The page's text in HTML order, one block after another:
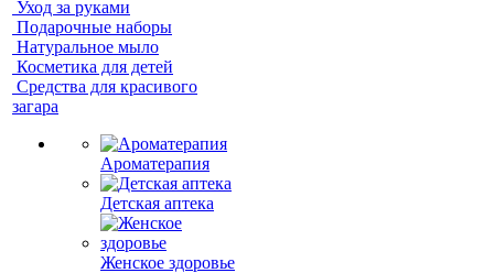
Уход за руками
Подарочные наборы
Натуральное мыло
Косметика для детей
Средства для красивого
загара
Ароматерапия
Детская аптека
Женское здоровье